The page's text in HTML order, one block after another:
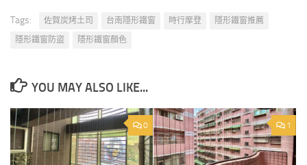
Tags: 佐賀炭烤土司 台南隱形鐵窗 時行摩登
隱形鐵窗推薦
隱形鐵窗防盜
隱形鐵窗顏色
YOU MAY ALSO LIKE...
0 1